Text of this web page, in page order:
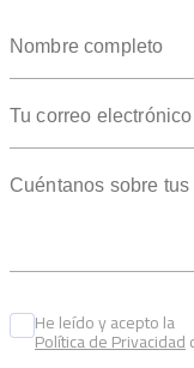
He leído y acepto la
Política de Privacidad